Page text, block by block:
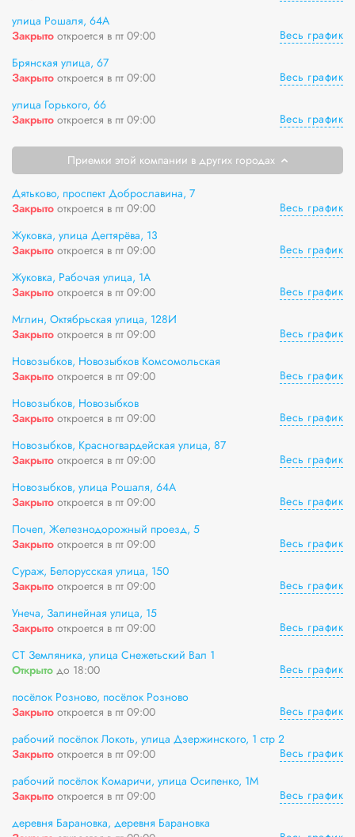
улица Рошаля, 64А
Закрыто откроется в пт 09:00
Весь график
Брянская улица, 67
Закрыто откроется в пт 09:00
Весь график
улица Горького, 66
Закрыто откроется в пт 09:00 Весь график
Приемки этой компании в других городах
Дятьково, проспект Доброславина, 7
Закрыто откроется в пт 09:00
Весь график
Жуковка, улица Дегтярёва, 13
Закрыто откроется в пт 09:00
Весь график
Жуковка, Рабочая улица, 1А
Закрыто откроется в пт 09:00
Весь график
Мглин, Октябрьская улица, 128И
Закрыто откроется в пт 09:00
Весь график
Новозыбков, Новозыбков Комсомольская
Закрыто откроется в пт 09:00
Весь график
Новозыбков, Новозыбков
Закрыто откроется в пт 09:00
Весь график
Новозыбков, Красногвардейская улица, 87
Закрыто откроется в пт 09:00
Весь график
Новозыбков, улица Рошаля, 64А
Закрыто откроется в пт 09:00
Весь график
Почеп, Железнодорожный проезд, 5
Закрыто откроется в пт 09:00
Весь график
Сураж, Белорусская улица, 150
Закрыто откроется в пт 09:00
Весь график
Унеча, Залинейная улица, 15
Закрыто откроется в пт 09:00
Весь график
СТ Земляника, улица Снежетьский Вал 1
Открыто до 18:00
Весь график
посёлок Розново, посёлок Розново
Закрыто откроется в пт 09:00
Весь график
рабочий посёлок Локоть, улица Дзержинского, 1 стр 2
Закрыто откроется в пт 09:00
Весь график
рабочий посёлок Комаричи, улица Осипенко, 1М
Закрыто откроется в пт 09:00
Весь график
деревня Барановка, деревня Барановка